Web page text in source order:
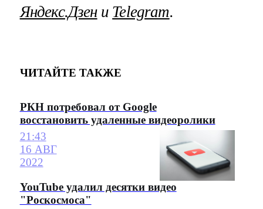
Яндекс.Дзени Telegram.
ЧИТАЙТЕ ТАКЖЕ
РКН потребовал от Google
восстановить удаленные видеоролики
21:43
16 АВГ
2022
YouTube удалил десятки видео
"Роскосмоса"